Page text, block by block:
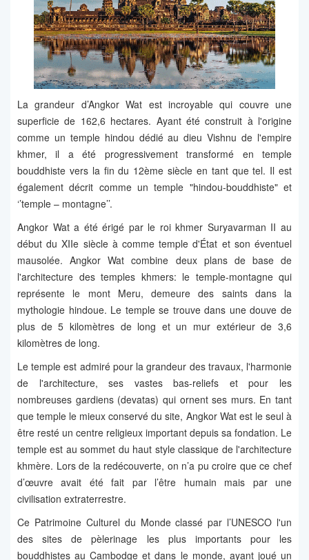
La grandeur d’Angkor Wat est incroyable qui couvre une
superficie de 162,6 hectares. Ayant été construit à l'origine
comme un temple hindou dédié au dieu Vishnu de l'empire
khmer, il a été progressivement transformé en temple
bouddhiste vers la fin du 12ème siècle en tant que tel. Il est
également décrit comme un temple "hindou-bouddhiste" et
‘’temple – montagne’’.
Angkor Wat a été érigé par le roi khmer Suryavarman II au
début du XIIe siècle à comme temple d'État et son éventuel
mausolée. Angkor Wat combine deux plans de base de
l'architecture des temples khmers: le temple-montagne qui
représente le mont Meru, demeure des saints dans la
mythologie hindoue. Le temple se trouve dans une douve de
plus de 5 kilomètres de long et un mur extérieur de 3,6
kilomètres de long.
Le temple est admiré pour la grandeur des travaux, l'harmonie
de l'architecture, ses vastes bas-reliefs et pour les
nombreuses gardiens (devatas) qui ornent ses murs. En tant
que temple le mieux conservé du site, Angkor Wat est le seul à
être resté un centre religieux important depuis sa fondation. Le
temple est au sommet du haut style classique de l'architecture
khmère. Lors de la redécouverte, on n’a pu croire que ce chef
d’œuvre avait été fait par l’être humain mais par une
civilisation extraterrestre.
Ce Patrimoine Culturel du Monde classé par l’UNESCO l'un
des sites de pèlerinage les plus importants pour les
bouddhistes au Cambodge et dans le monde, ayant joué un